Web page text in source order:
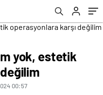
yok, estetik
00:57